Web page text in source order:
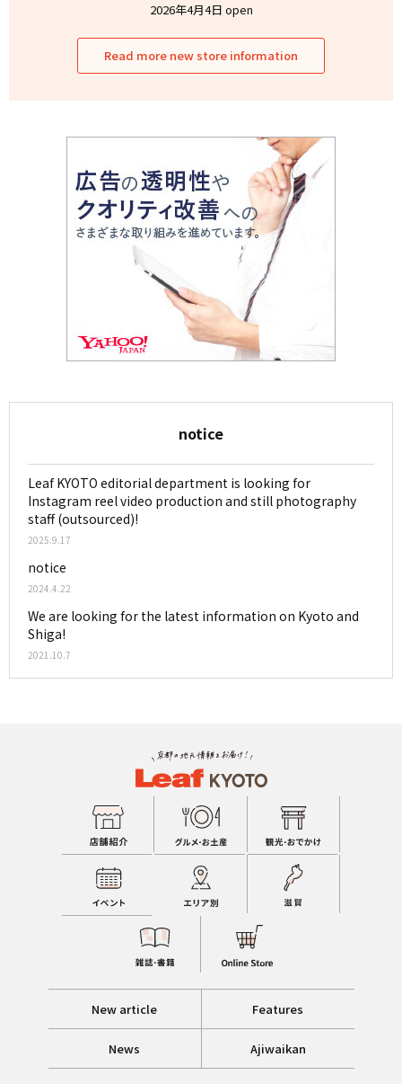
2026年4月4日 open
Read more new store information
notice
Leaf KYOTO editorial department is looking for
Instagram reel video production and still photography
staff (outsourced)!
2025.9.17
notice
2024.4.22
We are looking for the latest information on Kyoto and
Shiga!
2021.10.7
New article Features
News Ajiwaikan